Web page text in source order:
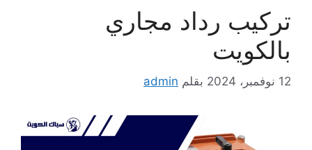
تركيب رداد مجاري
بالكويت
12 نوفمبر، 2024 بقلم admin